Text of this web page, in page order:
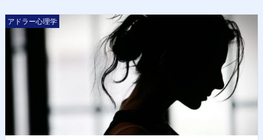
アドラー心理学